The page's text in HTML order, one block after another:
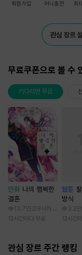
회원가입 머니충전 최
관심 장르
무료쿠폰으로 볼 수
기다리면 무료
만화 나의 행복한
결혼
13.7만 코우사카 리토 / 아기토
12시간마다 무료
웹툰
방식
3.2만
12시간
관심 장르 주간 랭킹